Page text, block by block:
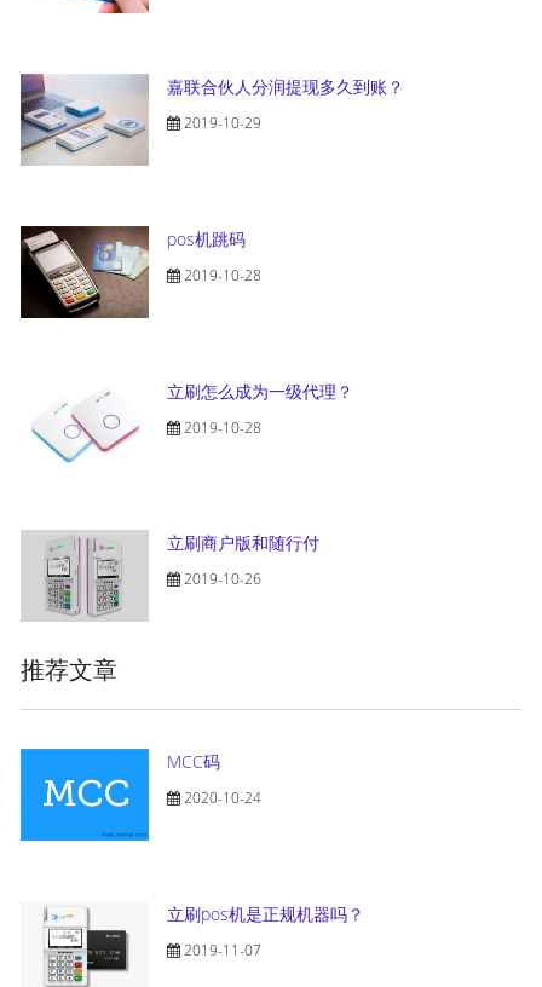
嘉联合伙人分润提现多久到账？
2019-10-29
pos机跳码
2019-10-28
立刷怎么成为一级代理？
2019-10-28
立刷商户版和随行付
2019-10-26
推荐文章
MCC码
2020-10-24
立刷pos机是正规机器吗？
2019-11-07